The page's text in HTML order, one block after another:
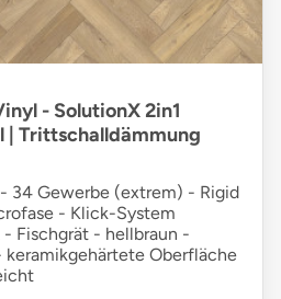
- SolutionX 2in1
| Trittschalldämmung
34 Gewerbe (extrem) - Rigid
- Klick-System
Fischgrät - hellbraun -
Oberfläche